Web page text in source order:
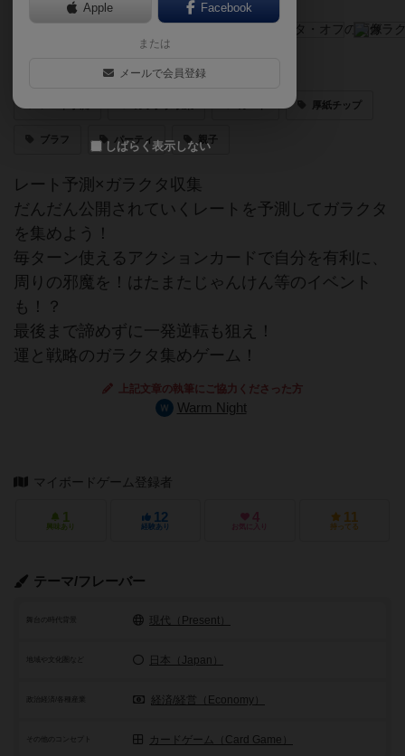
厚紙チップ
ブラフ パーティ 親子
レート予測×ガラクタ収集
だんだん公開されていくレートを予測してガラクタ
を集めよう！
毎ターン使えるアクションカードで自分を有利に、
周りの邪魔を！はたまたじゃんけん等のイベント
も！？
最後まで諦めずに一発逆転も狙え！
運と戦略のガラクタ集めゲーム！
上記文章の執筆にご協力くださった方
Warm Night
マイボードゲーム登録者
1
興味あり
12
経験あり
4
お気に入り
11
持ってる
テーマ/フレーバー
舞台の時代背景 現代（Present）
地域や文化圏など 日本（Japan）
政治経済/各種産業 経済/経営（Economy）
その他のコンセプト カードゲーム（Card Game）
Apple Facebook
または
メールで会員登録
しばらく表示しない